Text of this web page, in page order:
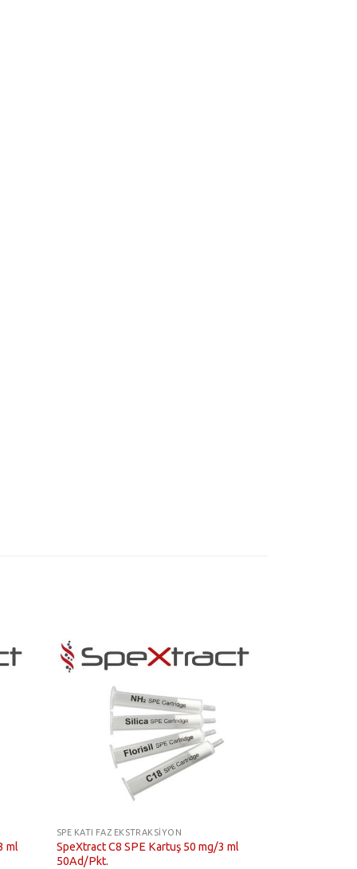
ml
SPE KATI FAZ EKSTRAKSIYON
SpeXtract C8 SPE Kartuş 50 mg/3 ml
50Ad/Pkt.